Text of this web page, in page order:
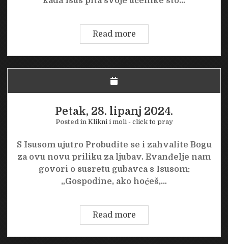
Read moreSubota,
29.
lipanj
2024.
Petak, 28. lipanj 2024.
Posted in Klikni i moli - click to pray
S Isusom ujutro Probudite se i zahvalite Bogu
za ovu novu priliku za ljubav. Evanđelje nam
govori o susretu gubavca s Isusom:
„Gospodine, ako hoćeš,…
Read morePetak,
28.
lipanj